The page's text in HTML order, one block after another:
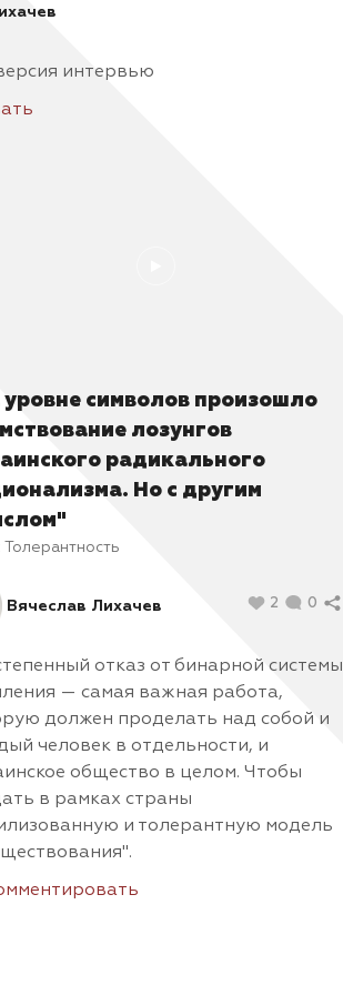
интервью
символов произошло
лозунгов
радикального
Но с другим
Толерантность
Вячеслав Лихачев 2 0
отказ от бинарной системы
— самая важная работа,
должен проделать над собой и
человек в отдельности, и
общество в целом. Чтобы
в рамках страны
и толерантную модель